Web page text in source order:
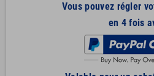
Vous pouvez régler
en 4 fois